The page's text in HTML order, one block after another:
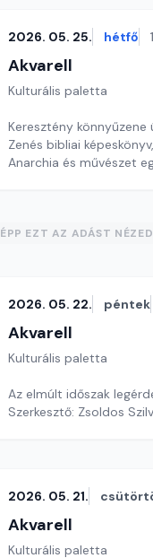
2026. 05. 25. hétfő
Akvarell
Kulturális paletta
Keresztény könnyűzene
Zenés bibliai képeskönyv,
Anarchia és művészet
ÉPP EZT AZ ADÁST NÉZED
2026. 05. 22. péntek
Akvarell
Kulturális paletta
Az elmúlt időszak
Szerkesztő: Zsoldos
2026. 05. 21.
Akvarell
Kulturális paletta